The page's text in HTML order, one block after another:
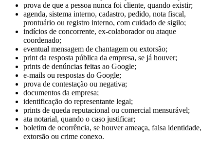
prova de que a pessoa nunca foi cliente, quando existir;
agenda, sistema interno, cadastro, pedido, nota fiscal,
prontuário ou registro interno, com cuidado de sigilo;
indícios de concorrente, ex-colaborador ou ataque
coordenado;
eventual mensagem de chantagem ou extorsão;
print da resposta pública da empresa, se já houver;
prints de denúncias feitas ao Google;
e-mails ou respostas do Google;
prova de contestação ou negativa;
documentos da empresa;
identificação do representante legal;
prints de queda reputacional ou comercial mensurável;
ata notarial, quando o caso justificar;
boletim de ocorrência, se houver ameaça, falsa identidade,
extorsão ou crime conexo.